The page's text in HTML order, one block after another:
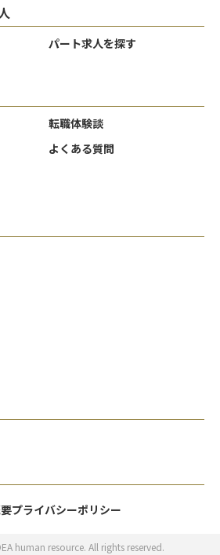
決定する
決定する
決定する
パート求人を探す
転職体験談
よくある質問
プライバシーポリシー
human resource. All rights reserved.